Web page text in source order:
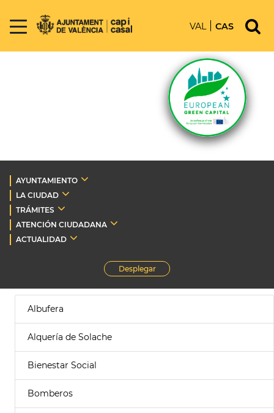
VAL CAS
AYUNTAMIENTO
LA CIUDAD
TRÁMITES
ATENCIÓN CIUDADANA
ACTUALIDAD
Desplegar
Albufera
Alquería de Solache
Bienestar Social
Bomberos